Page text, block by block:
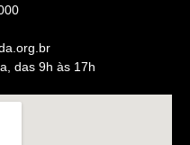
das 9h às 17h